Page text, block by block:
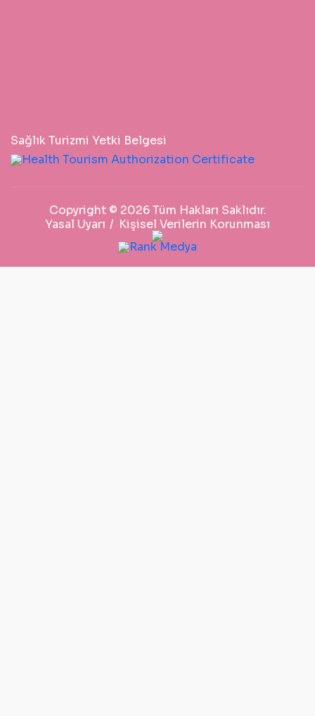
Sağlık Turizmi Yetki Belgesi
Copyright © 2026 Tüm Hakları Saklıdır.
Yasal Uyarı
Kişisel Verilerin Korunması